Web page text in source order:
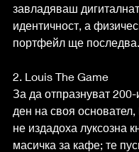
завладяваш
идентичност, а
портфейл ще последва.
2. Louis The Game
За да отпразнуват
ден на своя
не издадоха луксозна
масичка за кафе; те